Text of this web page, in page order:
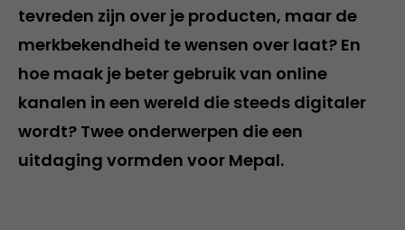
tevreden zijn over je producten, maar de
merkbekendheid te wensen over laat? En
hoe maak je beter gebruik van online
kanalen in een wereld die steeds digitaler
wordt? Twee onderwerpen die een
uitdaging vormden voor Mepal.